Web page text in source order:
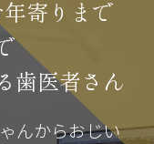
日曜）まで
寄りまで
歯医者さん
んからおじい